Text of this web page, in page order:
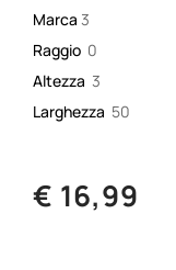
Marca 3
Raggio 0
Altezza 3
Larghezza 50
€ 16,99